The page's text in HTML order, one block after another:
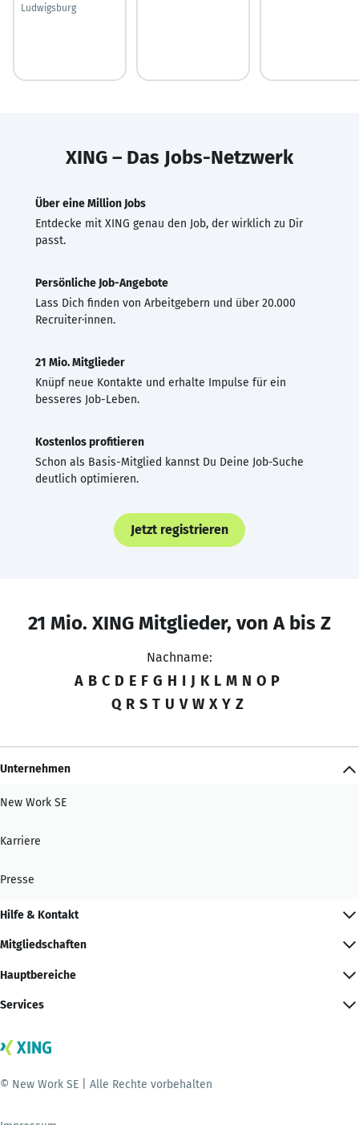
Ludwigsburg
XING – Das Jobs-Netzwerk
Über eine Million Jobs
Entdecke mit XING genau den Job, der wirklich zu Dir
passt.
Persönliche Job-Angebote
Lass Dich finden von Arbeitgebern und über 20.000
Recruiter·innen.
21 Mio. Mitglieder
Knüpf neue Kontakte und erhalte Impulse für ein
besseres Job-Leben.
Kostenlos profitieren
Schon als Basis-Mitglied kannst Du Deine Job-Suche
deutlich optimieren.
Jetzt registrieren
21 Mio. XING Mitglieder, von A bis Z
Nachname:
A B C D E F G H I J K L M N O P
Q R S T U V W X Y Z
Unternehmen
New Work SE
Karriere
Presse
Hilfe & Kontakt
Mitgliedschaften
Hauptbereiche
Services
© New Work SE | Alle Rechte vorbehalten